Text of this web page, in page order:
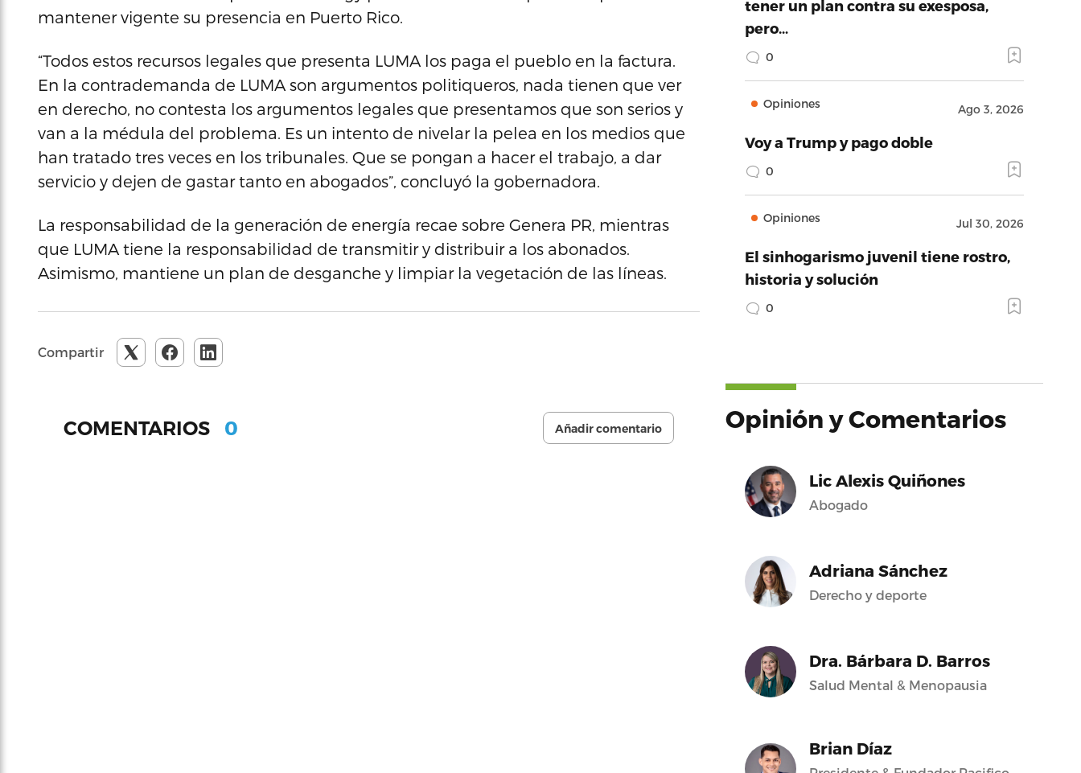
mantener vigente su presencia en Puerto Rico.
“Todos estos recursos legales que presenta LUMA los paga el pueblo en la factura.
En la contrademanda de LUMA son argumentos politiqueros, nada tienen que ver
en derecho, no contesta los argumentos legales que presentamos que son serios y
van a la médula del problema. Es un intento de nivelar la pelea en los medios que
han tratado tres veces en los tribunales. Que se pongan a hacer el trabajo, a dar
servicio y dejen de gastar tanto en abogados”, concluyó la gobernadora.
La responsabilidad de la generación de energía recae sobre Genera PR, mientras
que LUMA tiene la responsabilidad de transmitir y distribuir a los abonados.
Asimismo, mantiene un plan de desganche y limpiar la vegetación de las líneas.
Compartir
COMENTARIOS 0 Añadir comentario
tener un plan contra su exesposa,
pero…
0
Opiniones Ago 3, 2026
Voy a Trump y pago doble
0
Opiniones Jul 30, 2026
El sinhogarismo juvenil tiene rostro,
historia y solución
0
Opinión y Comentarios
Lic Alexis Quiñones
Abogado
Adriana Sánchez
Derecho y deporte
Dra. Bárbara D. Barros
Salud Mental & Menopausia
Brian Díaz